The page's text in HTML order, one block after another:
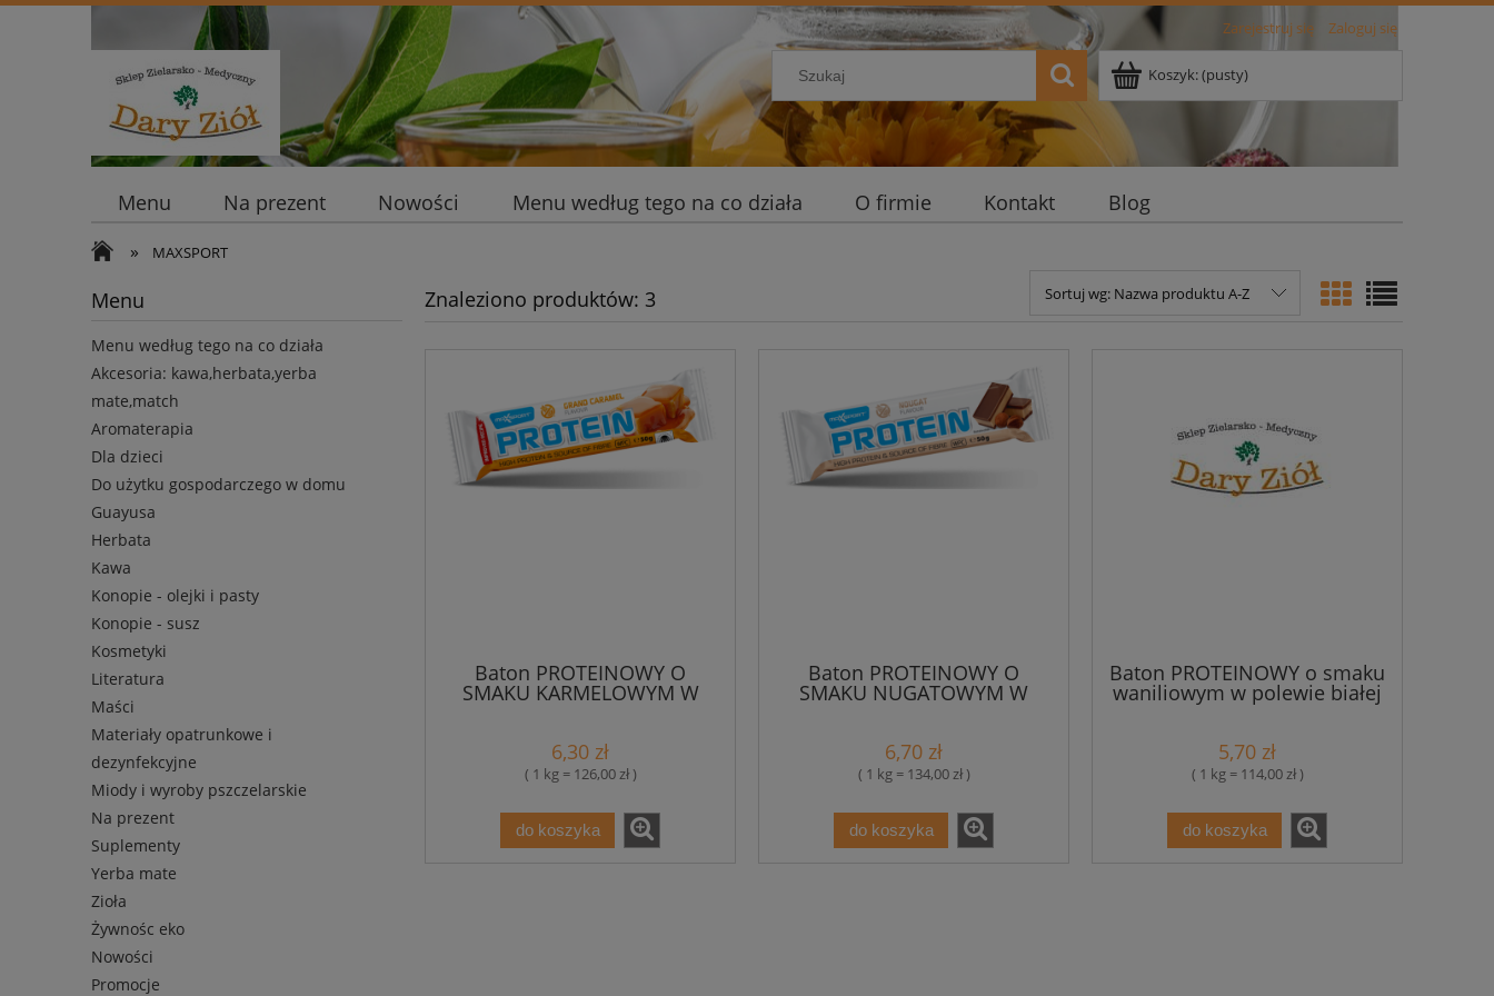
Zarejestruj się Zaloguj się
Koszyk:(pusty)
Menu Na prezent Nowości Menu według tego na co działa O firmie Kontakt Blog
» MAXSPORT
Menu
Menu według tego na co działa
Akcesoria: kawa,herbata,yerba
mate,match
Aromaterapia
Dla dzieci
Do użytku gospodarczego w domu
Guayusa
Herbata
Kawa
Konopie - olejki i pasty
Konopie - susz
Kosmetyki
Literatura
Maści
Materiały opatrunkowe i
dezynfekcyjne
Miody i wyroby pszczelarskie
Na prezent
Suplementy
Yerba mate
Zioła
Żywnośc eko
Nowości
Promocje
Znaleziono produktów: 3 Sortuj wg: Nazwa produktu A-Z
Baton PROTEINOWY O
SMAKU KARMELOWYM W
6,30 zł
( 1 kg = 126,00 zł )
do koszyka
Baton PROTEINOWY O
SMAKU NUGATOWYM W
6,70 zł
( 1 kg = 134,00 zł )
do koszyka
Baton PROTEINOWY o smaku
waniliowym w polewie białej
bezglutenowy 50 g - Maxsport
5,70 zł
( 1 kg = 114,00 zł )
do koszyka